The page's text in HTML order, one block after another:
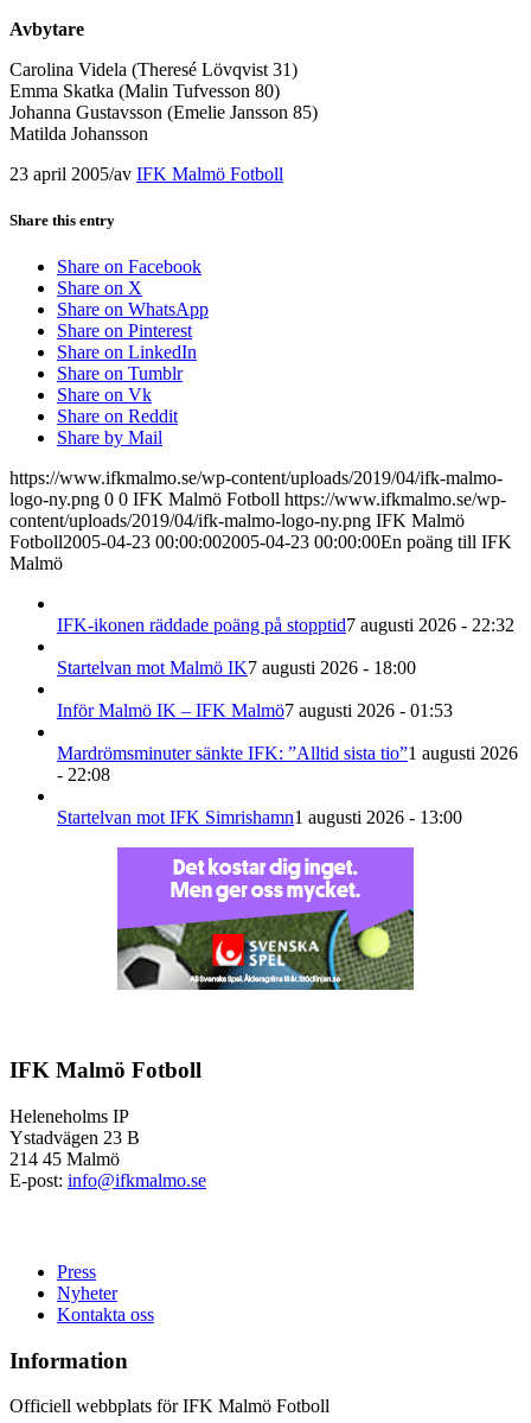
Avbytare
Carolina Videla (Theresé Lövqvist 31)
Emma Skatka (Malin Tufvesson 80)
Johanna Gustavsson (Emelie Jansson 85)
Matilda Johansson
23 april 2005/av IFK Malmö Fotboll
Share this entry
Share on Facebook
Share on X
Share on WhatsApp
Share on Pinterest
Share on LinkedIn
Share on Tumblr
Share on Vk
Share on Reddit
Share by Mail
https://www.ifkmalmo.se/wp-content/uploads/2019/04/ifk-malmo-
logo-ny.png 0 0 IFK Malmö Fotboll https://www.ifkmalmo.se/wp-
content/uploads/2019/04/ifk-malmo-logo-ny.png IFK Malmö
Fotboll2005-04-23 00:00:002005-04-23 00:00:00En poäng till IFK
Malmö
IFK-ikonen räddade poäng på stopptid7 augusti 2026 - 22:32
Startelvan mot Malmö IK7 augusti 2026 - 18:00
Inför Malmö IK – IFK Malmö7 augusti 2026 - 01:53
Mardrömsminuter sänkte IFK: ”Alltid sista tio”1 augusti 2026
- 22:08
Startelvan mot IFK Simrishamn1 augusti 2026 - 13:00
IFK Malmö Fotboll
Heleneholms IP
Ystadvägen 23 B
214 45 Malmö
E-post: info@ifkmalmo.se
Press
Nyheter
Kontakta oss
Information
Officiell webbplats för IFK Malmö Fotboll